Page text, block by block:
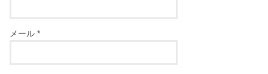
メール*